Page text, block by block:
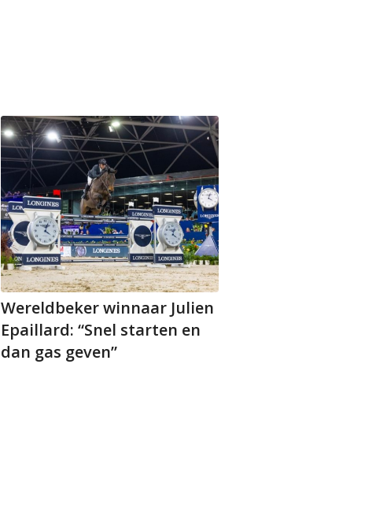
Wereldbeker winnaar Julien
Epaillard: “Snel starten en
dan gas geven”